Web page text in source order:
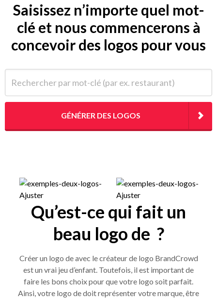
Saisissez n’importe quel mot-
clé et nous commencerons à
concevoir des logos pour vous
GÉNÉRER DES LOGOS
Qu’est-ce qui fait un
beau logo de ?
Créer un logo de avec le créateur de logo BrandCrowd
est un vrai jeu d’enfant. Toutefois, il est important de
faire les bons choix pour que votre logo soit parfait.
Ainsi, votre logo de doit représenter votre marque, être